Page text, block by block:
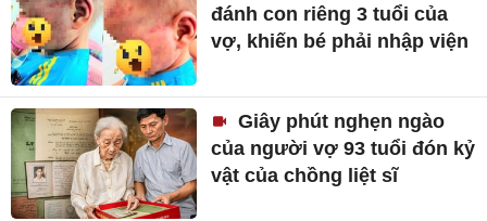
đánh con riêng 3 tuổi của
vợ, khiến bé phải nhập viện
Giây phút nghẹn ngào
của người vợ 93 tuổi đón kỷ
vật của chồng liệt sĩ